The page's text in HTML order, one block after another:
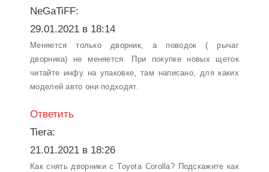
NeGaTiFF:
29.01.2021 в 18:14
Меняется только дворник, а поводок ( рычаг
дворника) не меняется. При покупке новых щеток
читайте инфу на упаковке, там написано, для каких
моделей авто они подходят.
Ответить
Tiera:
21.01.2021 в 18:26
Как снять дворники с Toyota Corolla? Подскажите как